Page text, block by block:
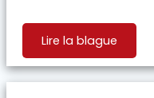
Lire la blague